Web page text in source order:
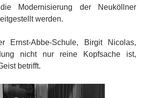
Modernisierung der Neuköllner
werden.
Ernst-Abbe-Schule, Birgit Nicolas,
nicht nur reine Kopfsache ist,
betrifft.